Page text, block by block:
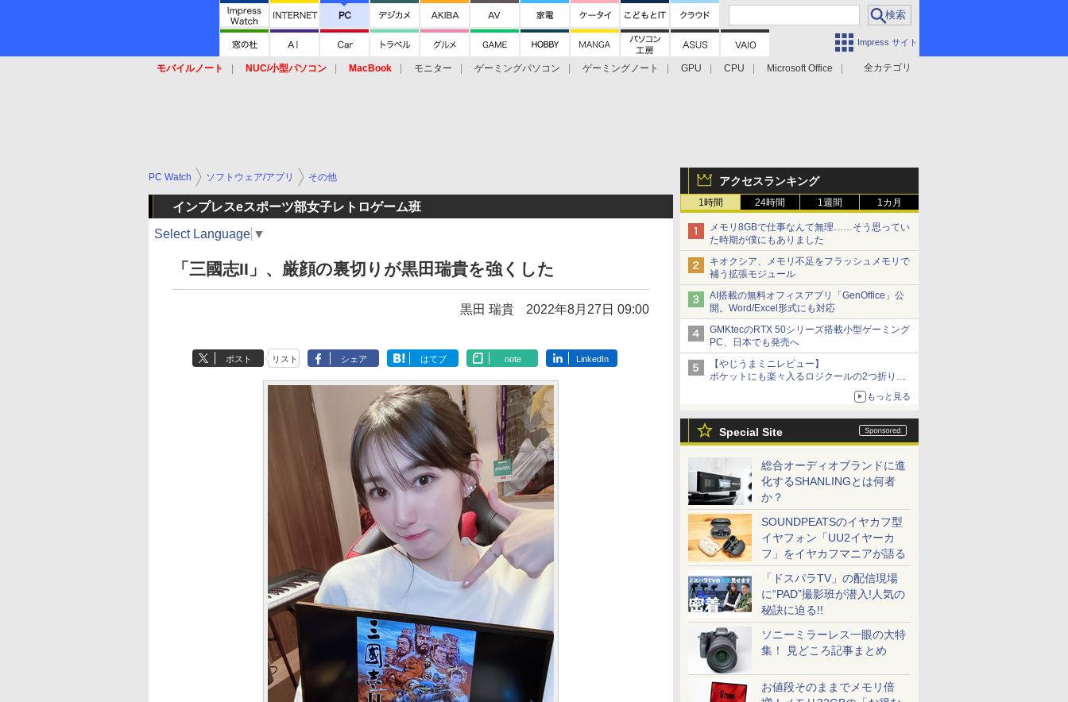
Impress サイト
全カテゴリ
モバイルノート NUC/小型パソコン MacBook モニター ゲーミングパソコン ゲーミングノート GPU CPU
Microsoft Office
アクセスランキング
1時間 24時間 1週間 1カ月
メモリ8GBで仕事なんて無理……そう思ってい
た時期が僕にもありました
キオクシア、メモリ不足をフラッシュメモリで
補う拡張モジュール
AI搭載の無料オフィスアプリ「GenOffice」公
開。Word/Excel形式にも対応
GMKtecのRTX 50シリーズ搭載小型ゲーミング
PC、日本でも発売へ
【やじうまミニレビュー】
ポケットにも楽々入るロジクールの2つ折りマ
ウス「Mobi Fold」。その気になるギミックと
もっと見る
Special Site
総合オーディオブランドに進
化するSHANLINGとは何者
か？
SOUNDPEATSのイヤカフ型
イヤフォン「UU2イヤーカ
フ」をイヤカフマニアが語る
「ドスパラTV」の配信現場
に“PAD”撮影班が潜入!人気の
秘訣に迫る!!
ソニーミラーレス一眼の大特
集！ 見どころ記事まとめ
お値段そのままでメモリ倍
PC Watch ソフトウェア/アプリ その他
インプレスeスポーツ部女子レトロゲーム班
Select Language ▼
「三國志II」、厳顔の裏切りが黒田瑞貴を強くした
黒田 瑞貴 2022年8月27日 09:00
ポスト リスト シェア はてブ note LinkedIn